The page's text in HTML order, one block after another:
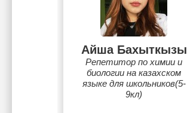
Айша Бахыткызы
Репетитор по химии и
биологии на казахском
языке для школьников(5-
9кл)